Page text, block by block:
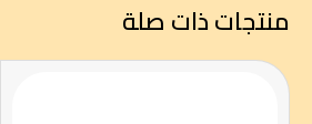
منتجات ذات صلة